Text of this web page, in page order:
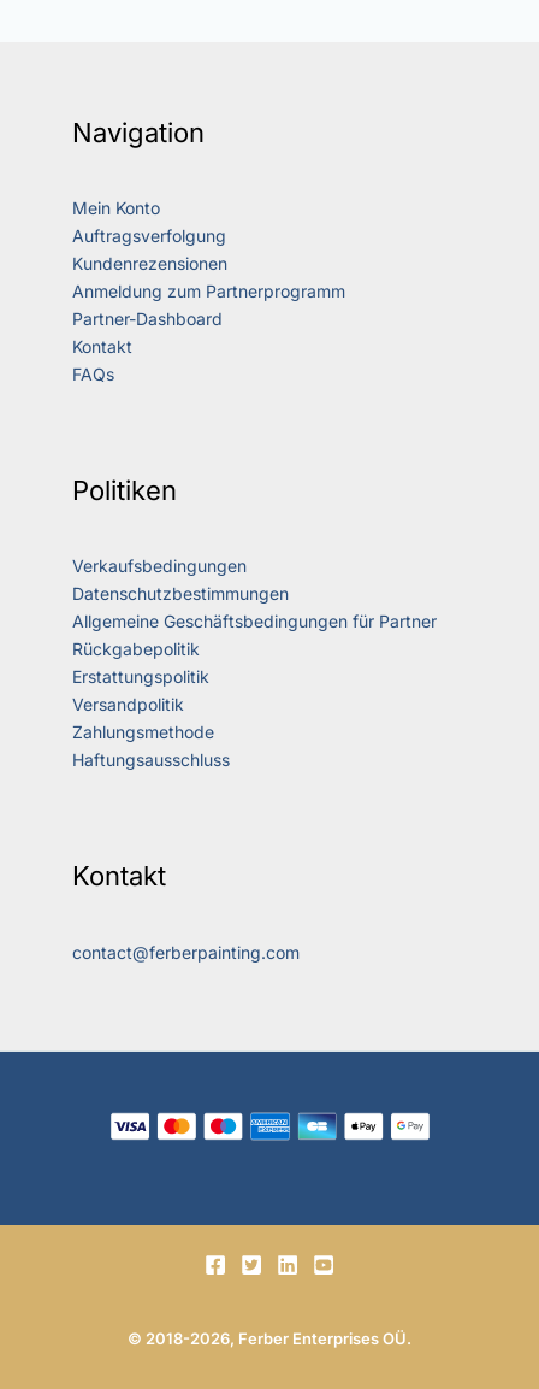
Navigation
Mein Konto
Auftragsverfolgung
Kundenrezensionen
Anmeldung zum Partnerprogramm
Partner-Dashboard
Kontakt
FAQs
Politiken
Verkaufsbedingungen
Datenschutzbestimmungen
Allgemeine Geschäftsbedingungen für Partner
Rückgabepolitik
Erstattungspolitik
Versandpolitik
Zahlungsmethode
Haftungsausschluss
Kontakt
contact@ferberpainting.com
© 2018-2026, Ferber Enterprises OÜ.